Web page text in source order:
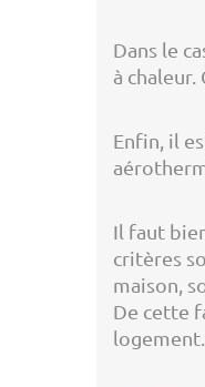
Dans le
à
Enfin, il
Il faut
critères
maison,
De cette